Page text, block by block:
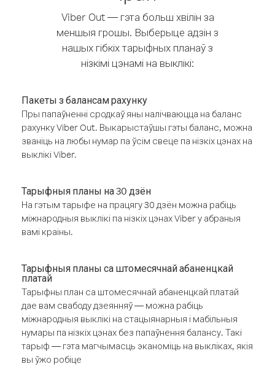
Viber Out — гэта больш хвілін за
меншыя грошы. Выберыце адзін з
нашых гібкіх тарыфных планаў з
нізкімі цэнамі на выклікі:
Пакеты з балансам рахунку
Пры папаўненні сродкаў яны налічваюцца на баланс
рахунку Viber Out. Выкарыстаўшы гэты баланс, можна
званіць на любы нумар па ўсім свеце па нізкіх цэнах на
выклікі Viber.
Тарыфныя планы на 30 дзён
На гэтым тарыфе на працягу 30 дзён можна рабіць
міжнародныя выклікі па нізкіх цэнах Viber у абраныя
вамі краіны.
Тарыфныя планы са штомесячнай абаненцкай
платай
Тарыфны план са штомесячнай абаненцкай платай
дае вам свабоду дзеянняў — можна рабіць
міжнародныя выклікі на стацыянарныя і мабільныя
нумары па нізкіх цэнах без папаўнення балансу. Такі
тарыф — гэта магчымасць эканоміць на выкліках, якія
вы ўжо робіце